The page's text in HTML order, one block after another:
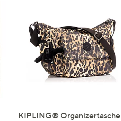
KIPLING® Organizertasche